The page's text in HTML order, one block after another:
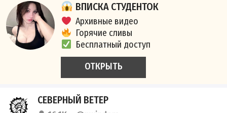
ВПИСКА СТУДЕНТОК
Архивные видео
Горячие сливы
Бесплатный доступ
ОТКРЫТЬ
СЕВЕРНЫЙ ВЕТЕР